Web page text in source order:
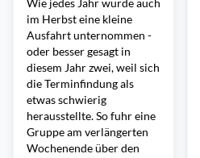
Wie jedes Jahr wurde auch
im Herbst eine kleine
Ausfahrt unternommen -
oder besser gesagt in
diesem Jahr zwei, weil sich
die Terminfindung als
etwas schwierig
herausstellte. So fuhr eine
Gruppe am verlängerten
Wochenende über den